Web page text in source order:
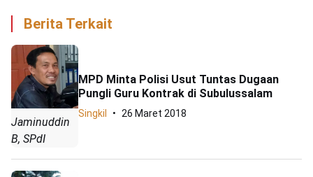
Berita Terkait
Jaminuddin
B, SPdI
MPD Minta Polisi Usut Tuntas Dugaan
Pungli Guru Kontrak di Subulussalam
Singkil 26 Maret 2018